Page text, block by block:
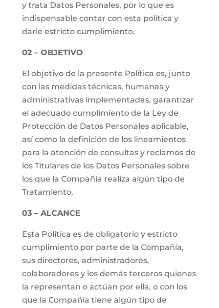
y trata Datos Personales, por lo que es
indispensable contar con esta política y
darle estricto cumplimiento.
02 – OBJETIVO
El objetivo de la presente Política es, junto
con las medidas técnicas, humanas y
administrativas implementadas, garantizar
el adecuado cumplimiento de la Ley de
Protección de Datos Personales aplicable,
así como la definición de los lineamientos
para la atención de consultas y reclamos de
los Titulares de los Datos Personales sobre
los que la Compañía realiza algún tipo de
Tratamiento.
03 – ALCANCE
Esta Política es de obligatorio y estricto
cumplimiento por parte de la Compañía,
sus directores, administradores,
colaboradores y los demás terceros quienes
la representan o actúan por ella, o con los
que la Compañía tiene algún tipo de